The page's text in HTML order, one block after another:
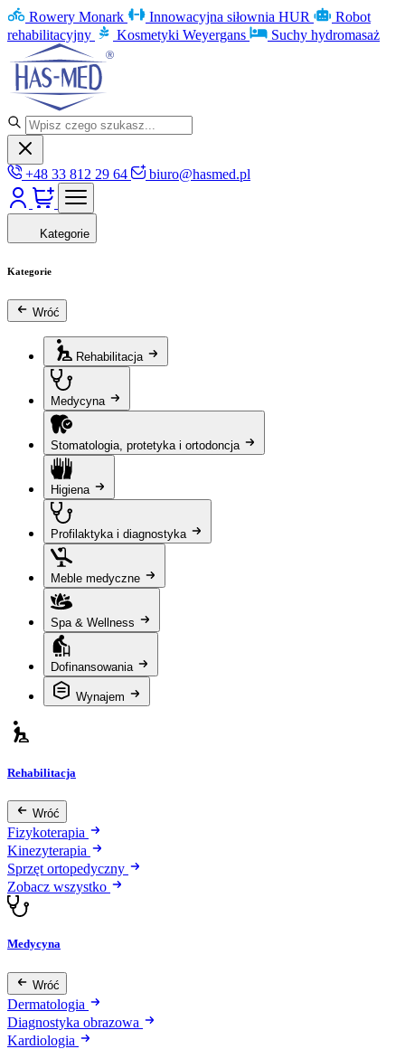
Rowery Monark Innowacyjna siłownia HUR
Robot
rehabilitacyjny
Kosmetyki Weyergans Suchy hydromasaż
+48 33 812 29 64 biuro@hasmed.pl
Kategorie
Kategorie
Wróć
Rehabilitacja
Medycyna
Stomatologia, protetyka i ortodoncja
Higiena
Profilaktyka i diagnostyka
Meble medyczne
Spa & Wellness
Dofinansowania
Wynajem
Rehabilitacja
Wróć
Fizykoterapia
Kinezyterapia
Sprzęt ortopedyczny
Zobacz wszystko
Medycyna
Wróć
Dermatologia
Diagnostyka obrazowa
Kardiologia